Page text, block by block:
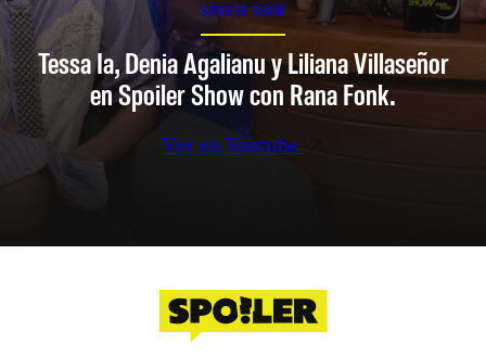
SPOILER SHOW
Tessa Ia, Denia Agalianu y Liliana Villaseñor
en Spoiler Show con Rana Fonk.
Ver en Youtube